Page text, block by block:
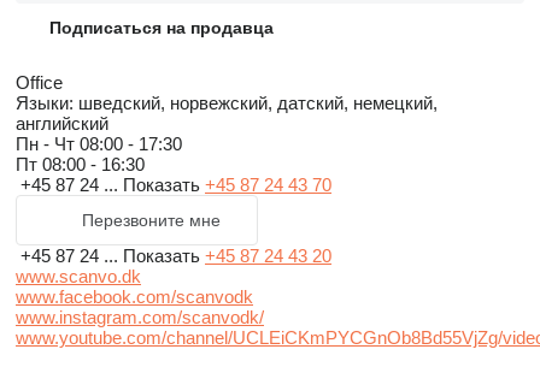
Подписаться на продавца
Office
Языки: шведский, норвежский, датский, немецкий,
английский
Пн - Чт 08:00 - 17:30
Пт 08:00 - 16:30
+45 87 24 ... Показать +45 87 24 43 70
Перезвоните мне
+45 87 24 ... Показать +45 87 24 43 20
www.scanvo.dk
www.facebook.com/scanvodk
www.instagram.com/scanvodk/
www.youtube.com/channel/UCLEiCKmPYCGnOb8Bd55VjZg/